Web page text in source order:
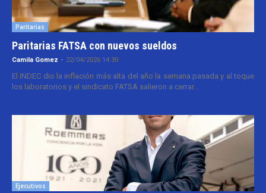
Paritarias
Paritarias FATSA con nuevos sueldos
Camila Gomez - 22/04/2026 14:30
El INDEC dio la inflación más alta del año la semana pasada y al toque
los laboratorios y el sindicato FATSA salieron a cerrar...
Ejecutivos